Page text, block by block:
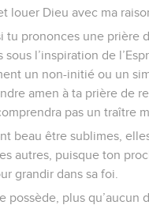
louer Dieu avec ma
tu prononces une prière
sous l’inspiration de
un non-initié ou un
amen à ta prière de
pas un traître
beau être sublimes,
autres, puisque ton
grandir dans sa foi.
possède, plus qu’aucun